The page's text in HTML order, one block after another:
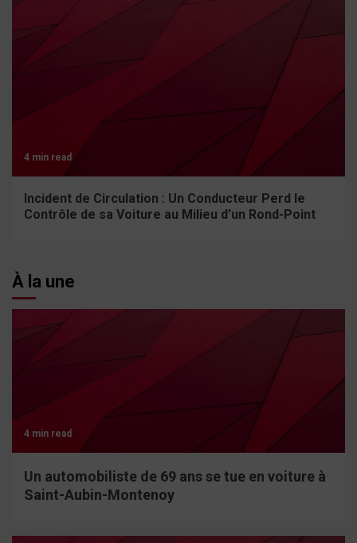
4 min read
Incident de Circulation : Un Conducteur Perd le
Contrôle de sa Voiture au Milieu d’un Rond-Point
À la une
4 min read
Un automobiliste de 69 ans se tue en voiture à
Saint-Aubin-Montenoy